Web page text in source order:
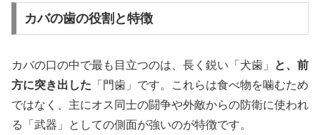
カバの歯の役割と特徴
カバの口の中で最も目立つのは、長く鋭い「犬歯」
と、前
方に突き出した 「門歯」です。これらは食べ物を噛むため
ではなく、主にオス同士の闘争や外敵からの防衛に使われ
る「武器」としての側面が強いのが特徴です。